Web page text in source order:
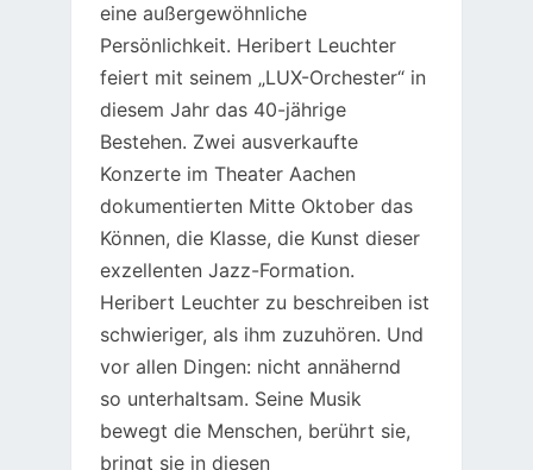
eine außergewöhnliche
Persönlichkeit. Heribert Leuchter
feiert mit seinem „LUX-Orchester“ in
diesem Jahr das 40-jährige
Bestehen. Zwei ausverkaufte
Konzerte im Theater Aachen
dokumentierten Mitte Oktober das
Können, die Klasse, die Kunst dieser
exzellenten Jazz-Formation.
Heribert Leuchter zu beschreiben ist
schwieriger, als ihm zuzuhören. Und
vor allen Dingen: nicht annähernd
so unterhaltsam. Seine Musik
bewegt die Menschen, berührt sie,
bringt sie in diesen